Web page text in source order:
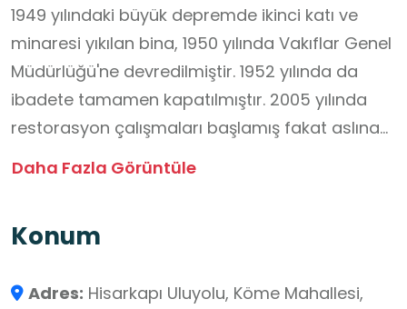
1949 yılındaki büyük depremde ikinci katı ve
minaresi yıkılan bina, 1950 yılında Vakıflar Genel
Müdürlüğü'ne devredilmiştir. 1952 yılında da
ibadete tamamen kapatılmıştır. 2005 yılında
restorasyon çalışmaları başlamış fakat aslına
uygun restore edilmediği gerekçesiyle, Vali
kaplanan sıvaların sökülmesiyle Kırık Minare
Daha Fazla Görüntüle
Konum
Adres: Hisarkapı Uluyolu, Köme Mahallesi,